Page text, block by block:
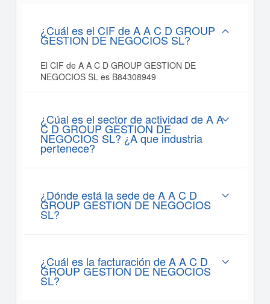
¿Cuál es el CIF de A A C D GROUP
GESTION DE NEGOCIOS SL?
El CIF de A A C D GROUP GESTION DE
NEGOCIOS SL es B84308949
¿Cúal es el sector de actividad de A A
C D GROUP GESTION DE
NEGOCIOS SL? ¿A que industria
pertenece?
¿Dónde está la sede de A A C D
GROUP GESTION DE NEGOCIOS
SL?
¿Cuál es la facturación de A A C D
GROUP GESTION DE NEGOCIOS
SL?